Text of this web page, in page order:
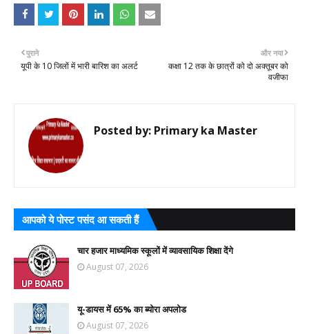
और नया
कक्षा 12 तक के छात्रों को दो अक्तूबर को
वजीफा
पुराने
यूपी के 10 जिलों में भारी बारिश का अलर्ट
Posted by: Primary ka Master
आपको ये पोस्ट पसंद आ सकती हैं
चार हजार माध्यमिक स्कूलों में व्यावसायिक शिक्षा देंगे
August 07, 2026
यू-डायस में 65% का ब्योरा अपलोड
August 07, 2026